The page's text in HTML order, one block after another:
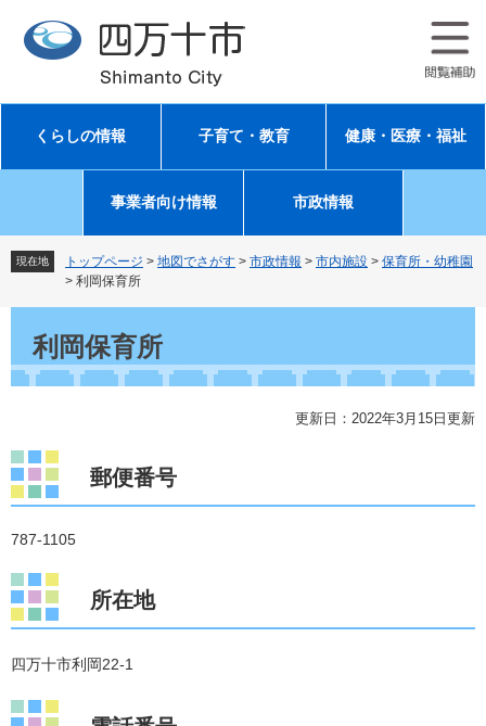
先
す
を
し
文
くらしの情報 子育て・教育 健康・医療・福祉
事業者向け情報 市政情報
現在地 トップページ > 地図でさがす > 市政情報 > 市内施設 > 保育所・幼稚園
> 利岡保育所
利岡保育所
更新日：2022年3月15日更新
郵便番号
787-1105
所在地
四万十市利岡22-1